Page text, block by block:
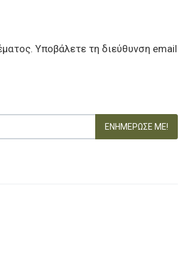
Υποβάλετε τη διεύθυνση email
ΕΝΗΜΈΡΩΣΕ ΜΕ!